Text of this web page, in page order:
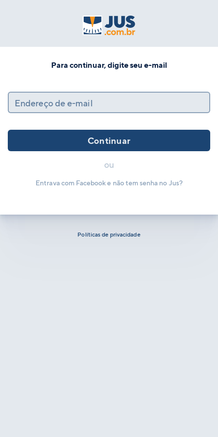
Para continuar, digite seu e-mail
Endereço de e-mail
Continuar
ou
Entrava com Facebook e não tem senha no Jus?
Políticas de privacidade